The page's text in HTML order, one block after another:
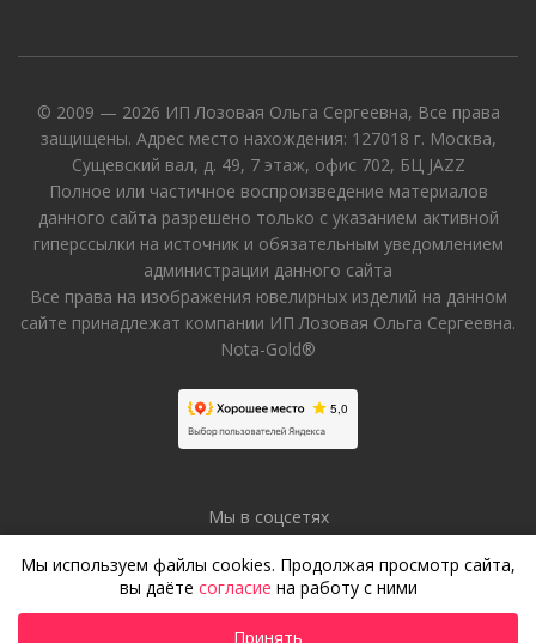
© 2009 — 2026 ИП Лозовая Ольга Сергеевна, Все права
защищены. Адрес место нахождения: 127018 г. Москва,
Сущевский вал, д. 49, 7 этаж, офис 702, БЦ JAZZ
Полное или частичное воспроизведение материалов
данного сайта разрешено только с указанием активной
гиперссылки на источник и обязательным уведомлением
администрации данного сайта
Все права на изображения ювелирных изделий на данном
сайте принадлежат компании ИП Лозовая Ольга Сергеевна.
Nota-Gold®
Мы в соцсетях
Мы используем файлы cookies. Продолжая просмотр сайта,
вы даёте согласие на работу с ними
Принять